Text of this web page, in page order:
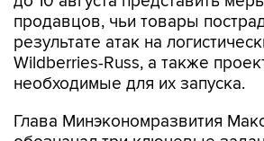
продавцов, чьи товары
результате атак на
Wildberries-Russ, а также
необходимые для их запуска.
Глава Минэкономразвития